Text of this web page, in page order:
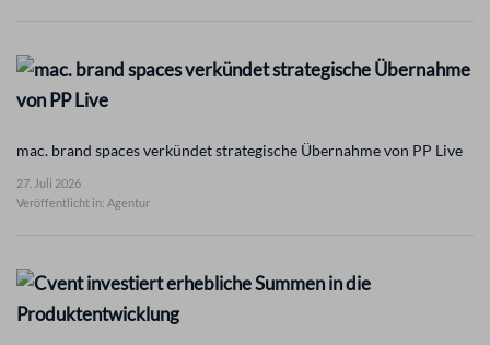
mac. brand spaces verkündet strategische Übernahme von PP Live
27. Juli 2026
Veröffentlicht in: Agentur